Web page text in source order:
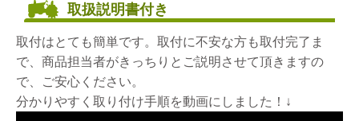
取扱説明書付き
取付はとても簡単です。取付に不安な方も取付完了ま
で、商品担当者がきっちりとご説明させて頂きますの
で、ご安心ください。
分かりやすく取り付け手順を動画にしました！↓